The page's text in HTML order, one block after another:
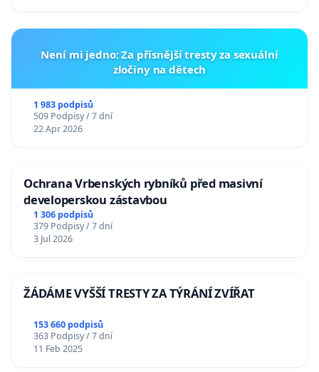
Není mi jedno: Za přísnější tresty za sexuální
zločiny na dětech
1 983 podpisů
509 Podpisy / 7 dní
22 Apr 2026
Ochrana Vrbenských rybníků před masivní
developerskou zástavbou
1 306 podpisů
379 Podpisy / 7 dní
3 Jul 2026
ŽÁDÁME VYŠŠÍ TRESTY ZA TÝRÁNÍ ZVÍŘAT
153 660 podpisů
363 Podpisy / 7 dní
11 Feb 2025